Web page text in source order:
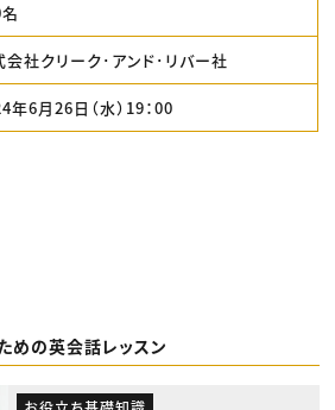
会社クリーク･アンド･リバー社
年6月26日（水）19：00
めの英会話レッスン